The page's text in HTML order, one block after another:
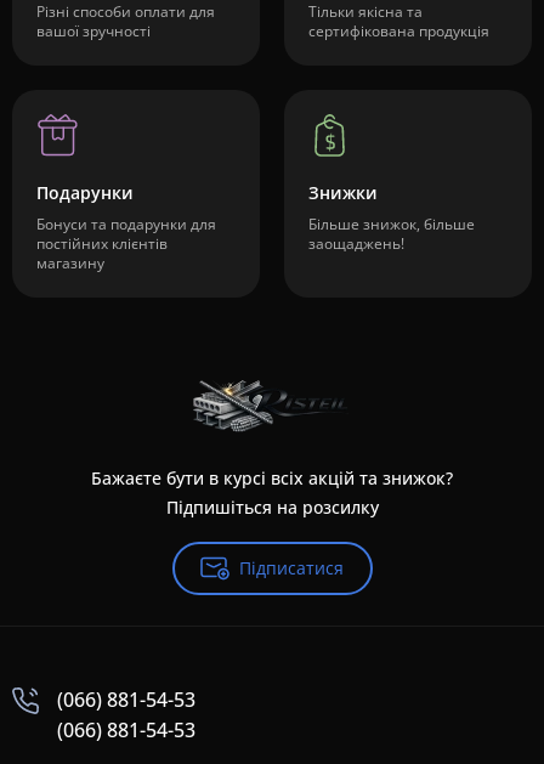
Різні способи оплати для
вашої зручності
Тільки якісна та
сертифікована продукція
Подарунки
Бонуси та подарунки для
постійних клієнтів
магазину
Знижки
Більше знижок, більше
заощаджень!
Бажаєте бути в курсі всіх акцій та знижок?
Підпишіться на розсилку
Підписатися
(066) 881-54-53
(066) 881-54-53